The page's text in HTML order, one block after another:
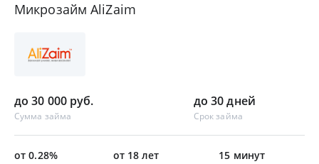
Микрозайм AliZaim
до 30 000 руб.
Сумма займа
до 30 дней
Срок займа
от 0.28% от 18 лет 15 минут